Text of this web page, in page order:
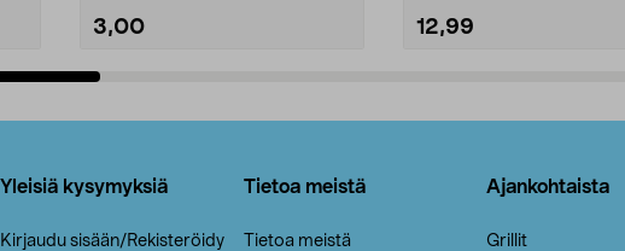
3,00 12,99
Yleisiä kysymyksiä
Kirjaudu sisään/Rekisteröidy
Tietoa meistä
Tietoa meistä
Ajankohtaista
Grillit